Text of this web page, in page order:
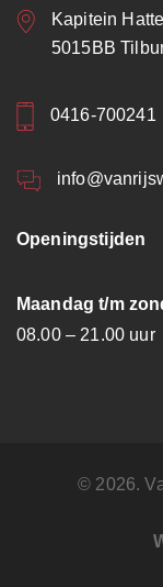
Kapitein
5015BB
0416-700241
Openingstijden
Maandag t/m
08.00 – 21.00 uur
© 2026.